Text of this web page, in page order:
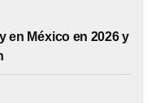
en México en 2026 y